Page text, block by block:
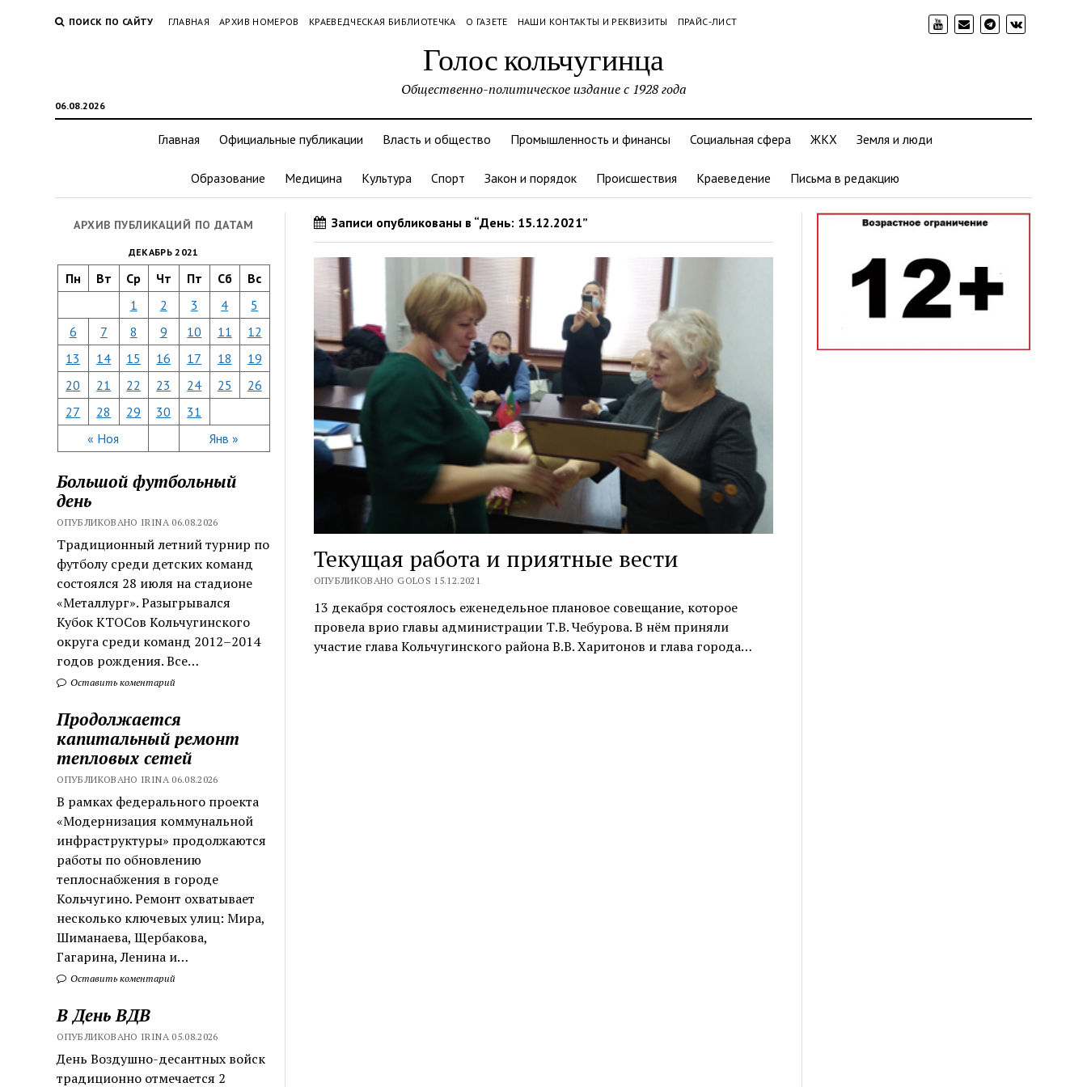
ПОИСК ПО САЙТУ ГЛАВНАЯ АРХИВ НОМЕРОВ КРАЕВЕДЧЕСКАЯ БИБЛИОТЕЧКА О ГАЗЕТЕ НАШИ КОНТАКТЫ И РЕКВИЗИТЫ ПРАЙС-ЛИСТ
Голос кольчугинца
06.08.2026
Общественно-политическое издание с 1928 года
Главная Официальные публикации Власть и общество Промышленность и финансы Социальная сфера ЖКХ Земля и люди
Образование Медицина Культура Спорт Закон и порядок Происшествия Краеведение Письма в редакцию
АРХИВ ПУБЛИКАЦИЙ ПО ДАТАМ
ДЕКАБРЬ 2021
Пн Вт Ср Чт Пт Сб Вс
« Ноя Янв »
1 2 3 4
5
6
7 8 9 10 11
12
13
14 15 16 17 18
19
20
21 22 23 24 25
26
27
28 29 30 31
Большой футбольный
день
ОПУБЛИКОВАНО IRINA 06.08.2026
Традиционный летний турнир по
футболу среди детских команд
состоялся 28 июля на стадионе
«Металлург». Разыгрывался
Кубок КТОСов Кольчугинского
округа среди команд 2012–2014
годов рождения. Все…
Оставить коментарий
Продолжается
капитальный ремонт
тепловых сетей
ОПУБЛИКОВАНО IRINA 06.08.2026
В рамках федерального проекта
«Модернизация коммунальной
инфраструктуры» продолжаются
работы по обновлению
теплоснабжения в городе
Кольчугино. Ремонт охватывает
несколько ключевых улиц: Мира,
Шиманаева, Щербакова,
Гагарина, Ленина и…
Оставить коментарий
В День ВДВ
ОПУБЛИКОВАНО IRINA 05.08.2026
День Воздушно-десантных войск
традиционно отмечается 2
Записи опубликованы в “День: 15.12.2021”
Текущая работа и приятные вести
ОПУБЛИКОВАНО GOLOS 15.12.2021
13 декабря состоялось еженедельное плановое совещание, которое
провела врио главы администрации Т.В. Чебурова. В нём приняли
участие глава Кольчугинского района В.В. Харитонов и глава города…